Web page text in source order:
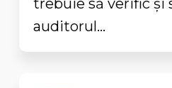
trebuie să verific şi
auditorul...